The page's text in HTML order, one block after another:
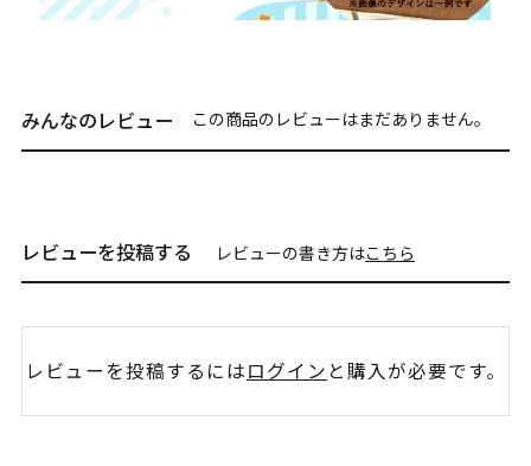
みんなのレビュー この商品のレビューはまだありません。
レビューを投稿する レビューの書き方はこちら
レビューを投稿するにはログイン と購入が必要です。